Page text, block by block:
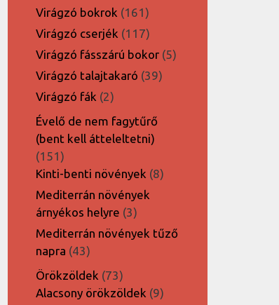
termék
Virágzó bokrok 161161
termék
Virágzó cserjék 117117
termék
Virágzó fásszárú bokor 55
Virágzó talajtakaró 3939
Virágzó fák 22
termék
Évelő de nem fagytűrő
(bent kell átteleltetni)
151151
termék
Kinti-benti növények 88
Mediterrán növények
árnyékos helyre 33
termék
Mediterrán növények tűző
napra 4343
termék
Örökzöldek 7373
termék
Alacsony örökzöldek 99